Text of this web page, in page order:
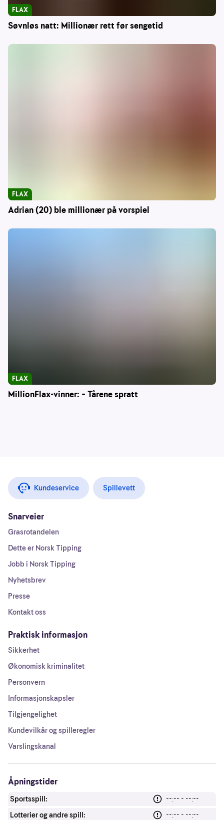
Søvnløs natt: Millionær rett før sengetid
FLAX
Adrian (20) ble millionær på vorspiel
FLAX
MillionFlax-vinner: – Tårene spratt
FLAX
Kundeservice Spillevett
Snarveier
Grasrotandelen
Dette er Norsk Tipping
Jobb i Norsk Tipping
Nyhetsbrev
Presse
Kontakt oss
Praktisk informasjon
Sikkerhet
Økonomisk kriminalitet
Personvern
Informasjonskapsler
Tilgjengelighet
Kundevilkår og spilleregler
Varslingskanal
Åpningstider
Sportsspill:
--:-- - --:--
Lotterier og andre spill:
--:-- - --:--